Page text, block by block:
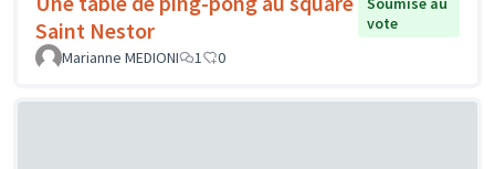
Saint Nestor
vote
Marianne MEDIONI
1 0